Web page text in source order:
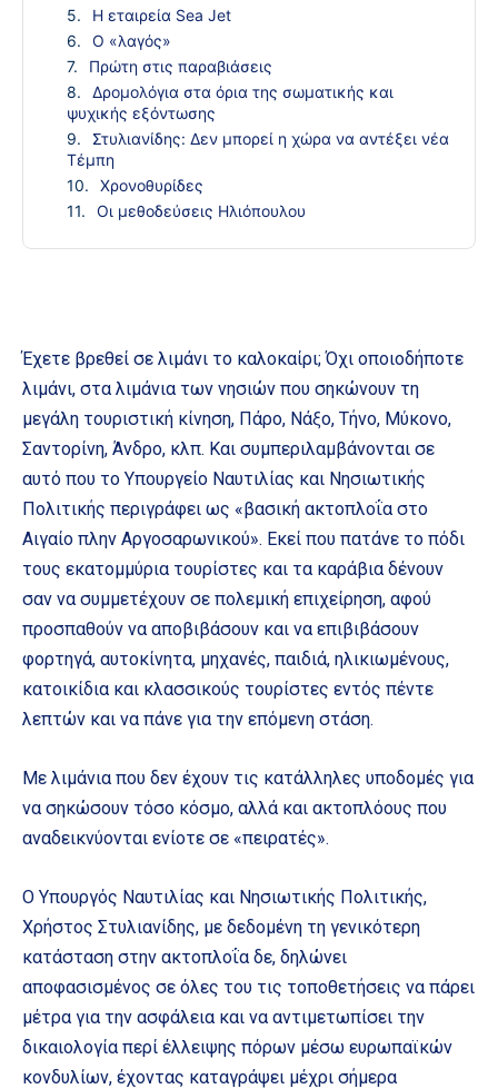
Η εταιρεία Sea Jet
Ο «λαγός»
Πρώτη στις παραβιάσεις
Δρομολόγια στα όρια της σωματικής και
ψυχικής εξόντωσης
Στυλιανίδης: Δεν μπορεί η χώρα να αντέξει νέα
Τέμπη
Χρονοθυρίδες
Οι μεθοδεύσεις Ηλιόπουλου
Έχετε βρεθεί σε λιμάνι το καλοκαίρι; Όχι οποιοδήποτε
λιμάνι, στα λιμάνια των νησιών που σηκώνουν τη
μεγάλη τουριστική κίνηση, Πάρο, Νάξο, Τήνο, Μύκονο,
Σαντορίνη, Άνδρο, κλπ. Και συμπεριλαμβάνονται σε
αυτό που το Υπουργείο Ναυτιλίας και Νησιωτικής
Πολιτικής περιγράφει ως «βασική ακτοπλοΐα στο
Αιγαίο πλην Αργοσαρωνικού». Εκεί που πατάνε το πόδι
τους εκατομμύρια τουρίστες και τα καράβια δένουν
σαν να συμμετέχουν σε πολεμική επιχείρηση, αφού
προσπαθούν να αποβιβάσουν και να επιβιβάσουν
φορτηγά, αυτοκίνητα, μηχανές, παιδιά, ηλικιωμένους,
κατοικίδια και κλασσικούς τουρίστες εντός πέντε
λεπτών και να πάνε για την επόμενη στάση.
Με λιμάνια που δεν έχουν τις κατάλληλες υποδομές για
να σηκώσουν τόσο κόσμο, αλλά και ακτοπλόους που
αναδεικνύονται ενίοτε σε «πειρατές».
Ο Υπουργός Ναυτιλίας και Νησιωτικής Πολιτικής,
Χρήστος Στυλιανίδης, με δεδομένη τη γενικότερη
κατάσταση στην ακτοπλοΐα δε, δηλώνει
αποφασισμένος σε όλες του τις τοποθετήσεις να πάρει
μέτρα για την ασφάλεια και να αντιμετωπίσει την
δικαιολογία περί έλλειψης πόρων μέσω ευρωπαϊκών
κονδυλίων, έχοντας καταγράψει μέχρι σήμερα